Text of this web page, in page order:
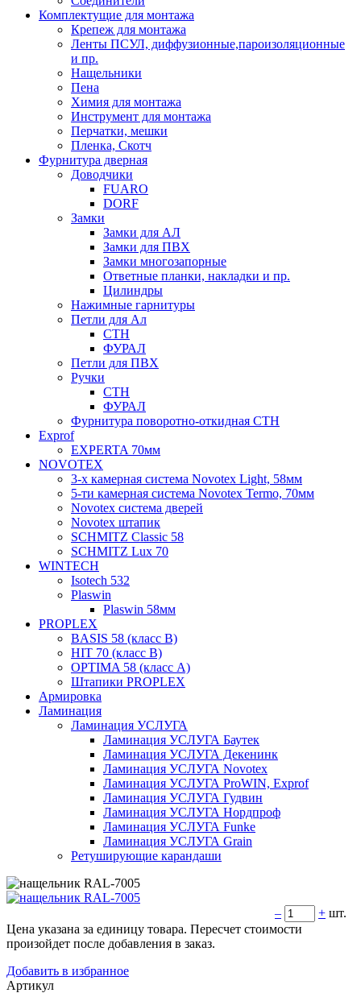
Комплектущие для монтажа
Крепеж для монтажа
Ленты ПСУЛ, диффузионные,пароизоляционные
и пр.
Нащельники
Пена
Химия для монтажа
Инструмент для монтажа
Перчатки, мешки
Пленка, Скотч
Фурнитура дверная
Доводчики
FUARO
DORF
Замки
Замки для АЛ
Замки для ПВХ
Замки многозапорные
Ответные планки, накладки и пр.
Цилиндры
Нажимные гарнитуры
Петли для Ал
СТН
ФУРАЛ
Петли для ПВХ
Ручки
СТН
ФУРАЛ
Фурнитура поворотно-откидная СТН
Exprof
EXPERTA 70мм
NOVOTEX
3-х камерная система Novotex Light, 58мм
5-ти камерная система Novotex Termo, 70мм
Novotex система дверей
Novotex штапик
SCHMITZ Classic 58
SCHMITZ Lux 70
WINTECH
Isotech 532
Plaswin
Plaswin 58мм
PROPLEX
BASIS 58 (класс В)
HIT 70 (класс В)
OPTIMA 58 (класс А)
Штапики PROPLEX
Армировка
Ламинация
Ламинация УСЛУГА
Ламинация УСЛУГА Баутек
Ламинация УСЛУГА Декенинк
Ламинация УСЛУГА Novotex
Ламинация УСЛУГА ProWIN, Exprof
Ламинация УСЛУГА Гудвин
Ламинация УСЛУГА Нордпроф
Ламинация УСЛУГА Funke
Ламинация УСЛУГА Grain
Ретуширующие карандаши
– + шт.
Цена указана за единицу товара. Пересчет стоимости
произойдет после добавления в заказ.
Добавить в избранное
Артикул